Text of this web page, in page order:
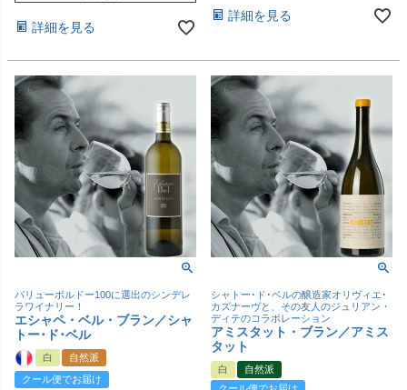
詳細を見る
詳細を見る
バリューボルドー100に選出のシンデレ
ラワイナリー！
エシャペ・ベル・ブラン／シャ
トー･ド･ベル
白
自然派
クール便でお届け
シャトー･ド･ベルの醸造家オリヴィエ･
カズナーヴと、その友人のジュリアン・
ディテのコラボレーション
アミスタット・ブラン／アミス
タット
白
自然派